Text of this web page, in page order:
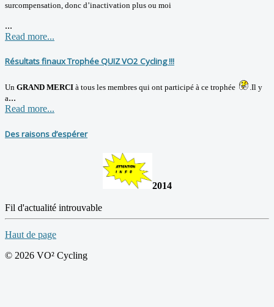
surcompensation, donc d’inactivation plus ou moi
...
Read more...
Résultats finaux Trophée QUIZ VO2 Cycling !!!
Un GRAND MERCI à tous les membres qui ont participé à ce trophée .Il y
a...
Read more...
Des raisons d’espérer
2014
Fil d'actualité introuvable
Haut de page
© 2026 VO² Cycling